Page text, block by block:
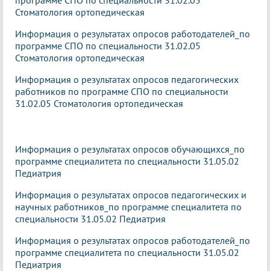
Стоматология ортопедическая
Информация о результатах опросов работодателей_по
программе СПО по специальности 31.02.05
Стоматология ортопедическая
Информация о результатах опросов педагогических
работников по программе СПО по специальности
31.02.05 Стоматология ортопедическая
Информация о результатах опросов обучающихся_по
программе специалитета по специальности 31.05.02
Педиатрия
Информация о результатах опросов педагогических и
научных работников_по программе специалитета по
специальности 31.05.02 Педиатрия
Информация о результатах опросов работодателей_по
программе специалитета по специальности 31.05.02
Педиатрия